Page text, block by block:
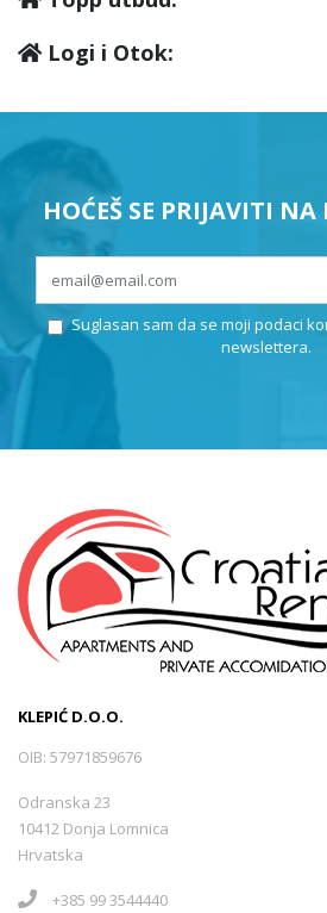
Logi i Otok:
HOĆEŠ SE PRIJAVITI NA
Suglasan sam da se moji podaci
newslettera.
KLEPIĆ D.O.O.
OIB: 57971859676
Odranska 23
10412 Donja Lomnica
Hrvatska
+385 99 3544440